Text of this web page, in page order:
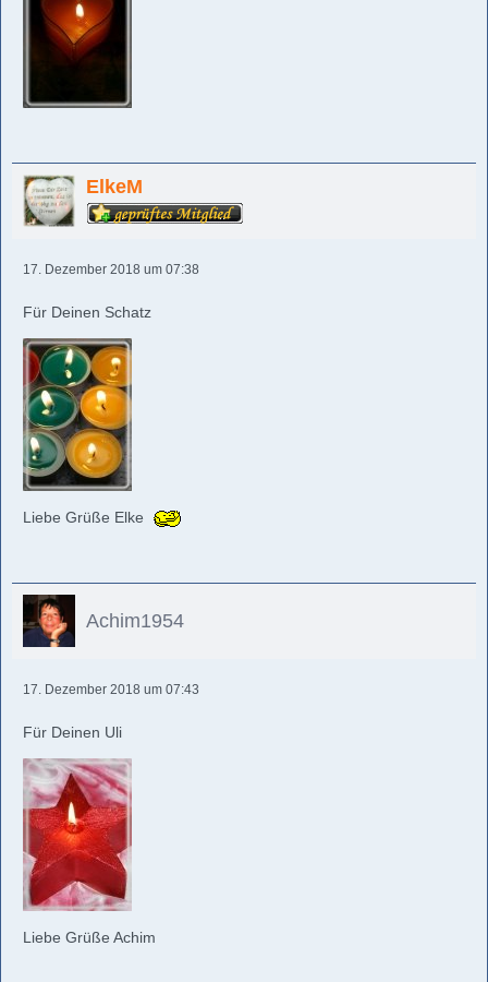
ElkeM
17. Dezember 2018 um 07:38
Für Deinen Schatz
Liebe Grüße Elke
Achim1954
17. Dezember 2018 um 07:43
Für Deinen Uli
Liebe Grüße Achim